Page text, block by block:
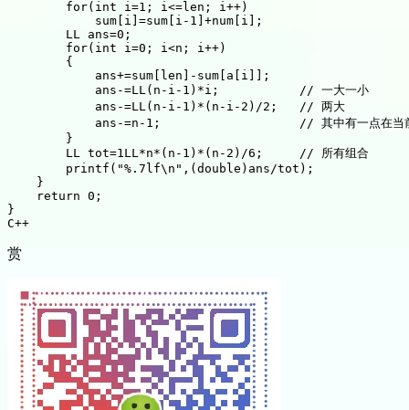
for( int i=1 ; i<=len ; i++)
            sum
i =sum i -1 +num i
;
        LL ans
=0 ;
for( int i=0 ; i<n ; i++)
{
            ans
+=sum len - sum a i
;
            ans
-=LL( n - i -1 ) *i ;
// 一大一小
            ans
-=LL( n - i -1 ) * ( n - i -2 ) /2 ;
// 两大
            ans
-=n -1 ;
// 其中有一点在当
}
        LL tot
=1LL*n* ( n -1 ) * ( n -2 ) /6 ;
// 所有组合
printf ( "%.7lf\n" , ( double ) ans/tot ) ;
}
return 0 ;
}
C++
赏